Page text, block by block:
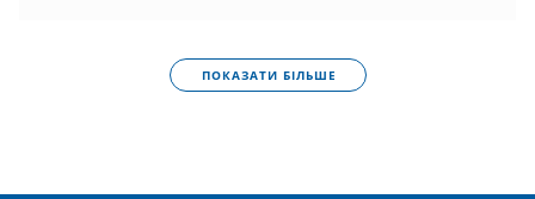
ПОКАЗАТИ БІЛЬШЕ